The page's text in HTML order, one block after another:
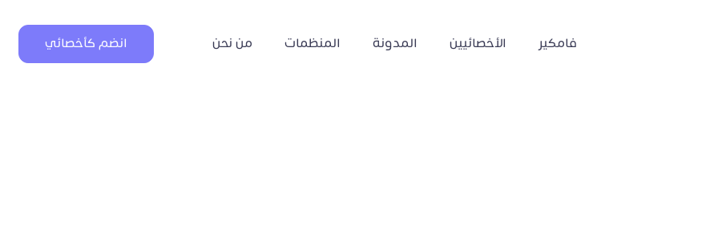
فامكير الأخصائيين المدونة المنظمات من نحن انضم كأخصائي